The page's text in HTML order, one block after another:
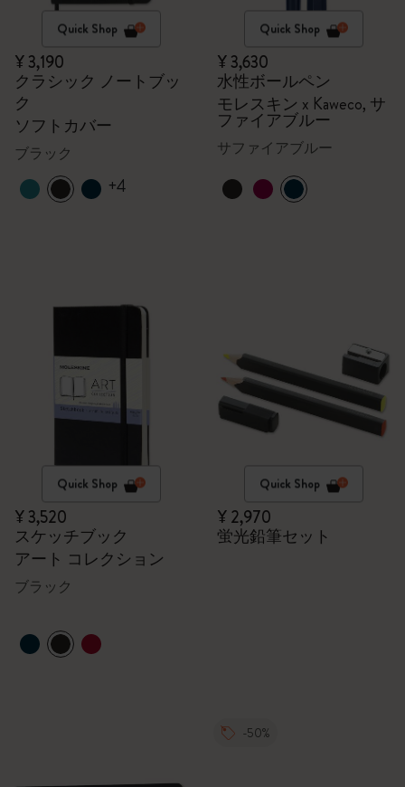
Quick Shop
¥ 3,190
クラシック ノートブッ
ク
ソフトカバー
ブラック
+4
Quick Shop
¥ 3,630
水性ボールペン
モレスキン x Kaweco, サ
ファイアブルー
サファイアブルー
Quick Shop
¥ 3,520
スケッチブック
アート コレクション
ブラック
Quick Shop
¥ 2,970
蛍光鉛筆セット
-50%